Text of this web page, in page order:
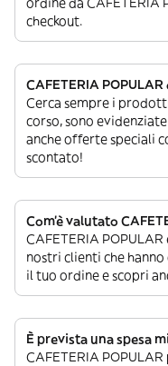
checkout.
CAFETERIA
Cerca sempre i
corso, sono
anche offerte speciali
scontato!
Com’è valutato
CAFETERIA
nostri clienti che
il tuo ordine e scopri
È prevista una spesa
CAFETERIA